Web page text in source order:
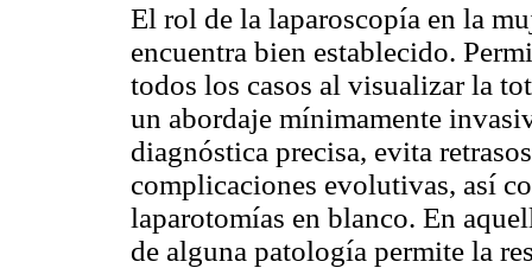
El rol de la laparoscopía en la
encuentra bien establecido.
todos los casos al visualizar la
un abordaje mínimamente
diagnóstica precisa, evita
complicaciones evolutivas, así
laparotomías en blanco. En
de alguna patología permite la